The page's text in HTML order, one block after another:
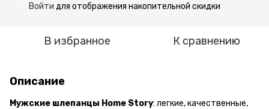
Войти для отображения накопительной скидки
В избранное К сравнению
Описание
Мужские шлепанцы Home Story: легкие, качественные,